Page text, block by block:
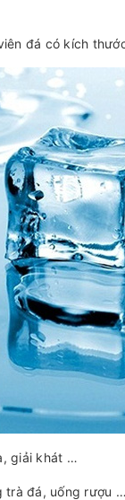
đá có kích
giải khát …
trà đá, uống rượu …